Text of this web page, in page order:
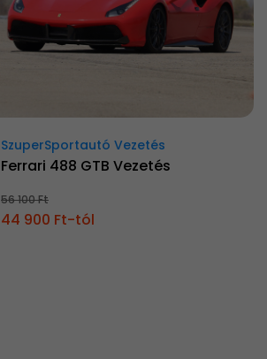
SzuperSportautó Vezetés
Ferrari 488 GTB Vezetés
56 100 Ft
44 900 Ft-tól